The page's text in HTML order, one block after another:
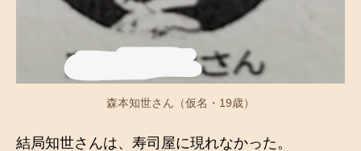
森本知世さん（仮名・19歳）
結局知世さんは、寿司屋に現れなかった。